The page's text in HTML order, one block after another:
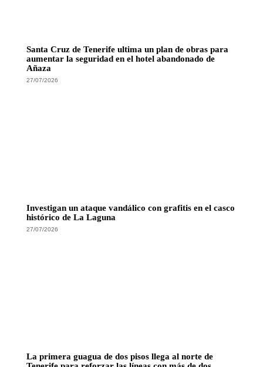
Santa Cruz de Tenerife ultima un plan de obras para
aumentar la seguridad en el hotel abandonado de
Añaza
27/07/2026
Investigan un ataque vandálico con grafitis en el casco
histórico de La Laguna
27/07/2026
La primera guagua de dos pisos llega al norte de